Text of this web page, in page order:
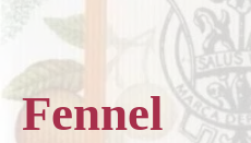
Fennel